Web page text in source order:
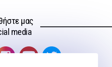
μας
media